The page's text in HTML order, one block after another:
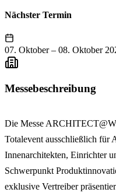
Nächster Termin
07. Oktober – 08. Oktober
Messebeschreibung
Die Messe
Totalevent ausschließlich für
Innenarchitekten, Einrichter
Schwerpunkt
exklusive Vertreiber